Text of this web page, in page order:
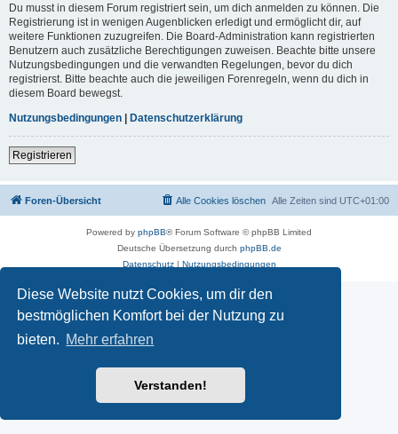
Diese Website nutzt Cookies, um dir den
bestmöglichen Komfort bei der Nutzung zu
bieten. Mehr erfahren
Verstanden!
Du musst in diesem Forum registriert sein, um dich anmelden zu können. Die
Registrierung ist in wenigen Augenblicken erledigt und ermöglicht dir, auf
weitere Funktionen zuzugreifen. Die Board-Administration kann registrierten
Benutzern auch zusätzliche Berechtigungen zuweisen. Beachte bitte unsere
Nutzungsbedingungen und die verwandten Regelungen, bevor du dich
registrierst. Bitte beachte auch die jeweiligen Forenregeln, wenn du dich in
diesem Board bewegst.
Nutzungsbedingungen | Datenschutzerklärung
Registrieren
Foren-Übersicht Alle Zeiten sind UTC+01:00
Alle Cookies löschen
Powered by phpBB® Forum Software © phpBB Limited
Deutsche Übersetzung durch phpBB.de
Datenschutz| Nutzungsbedingungen